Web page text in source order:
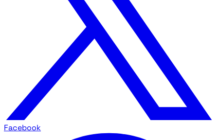
Facebook